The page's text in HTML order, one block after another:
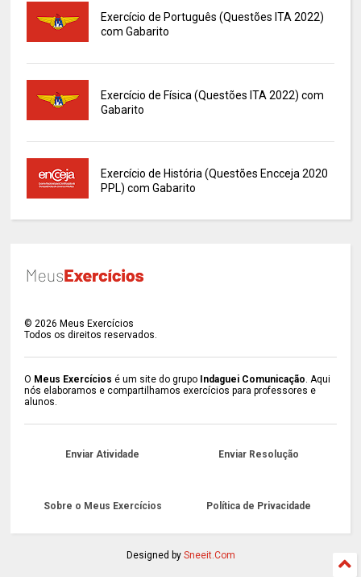
Exercício de Português (Questões ITA 2022)
com Gabarito
Exercício de Física (Questões ITA 2022) com
Gabarito
Exercício de História (Questões Encceja 2020
PPL) com Gabarito
©2026 Meus Exercícios
Todos os direitos reservados.
O Meus Exercícios é um site do grupo Indaguei Comunicação. Aqui
nós elaboramos e compartilhamos exercícios para professores e
alunos.
Enviar Atividade Enviar Resolução
Sobre o Meus Exercícios Política de Privacidade
Designed by Sneeit.Com